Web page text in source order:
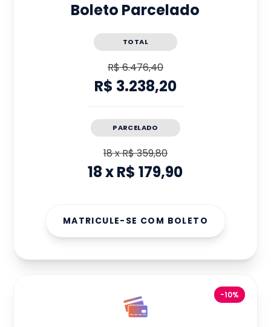
Boleto Parcelado
TOTAL
R$ 6.476,40
R$ 3.238,20
PARCELADO
18xR$ 359,80
18xR$ 179,90
MATRICULE-SE COM BOLETO
-10%